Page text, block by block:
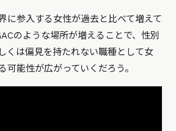
に参入する女性が過去と比べて増えて
のような場所が増えることで、性別
くは偏見を持たれない職種として女
可能性が広がっていくだろう。